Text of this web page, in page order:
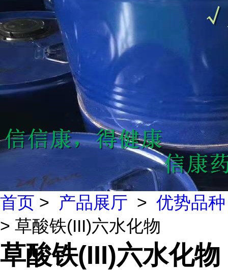
首页 > 产品展厅 > 优势品种
> 草酸铁(III)六水化物
草酸铁(III)六水化物